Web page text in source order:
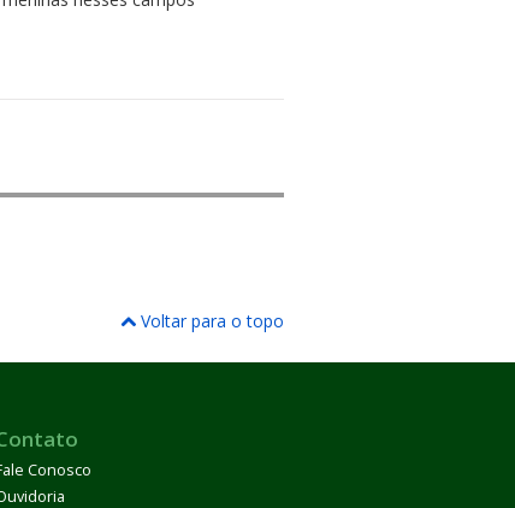
Voltar para o topo
Conosco